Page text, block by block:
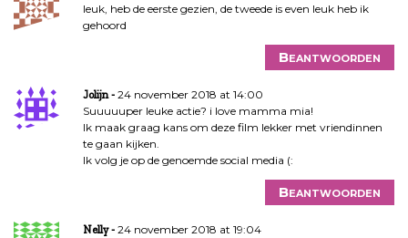
leuk, heb de eerste gezien, de tweede is even leuk heb ik
gehoord
Beantwoorden
Jolijn
24 november 2018 at 14:00
Suuuuuper leuke actie? i love mamma mia!
Ik maak graag kans om deze film lekker met vriendinnen
te gaan kijken.
Ik volg je op de genoemde social media (:
Beantwoorden
Nelly
24 november 2018 at 19:04